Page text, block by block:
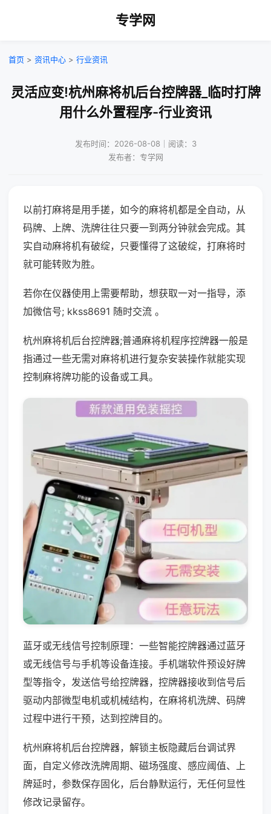
专学网
首页 > 资讯中心 > 行业资讯
灵活应变!杭州麻将机后台控牌器_临时打牌
用什么外置程序-行业资讯
发布时间：2026-08-08｜阅读：3
发布者：专学网
以前打麻将是用手搓，如今的麻将机都是全自动，从
码牌、上牌、洗牌往往只要一到两分钟就会完成。其
实自动麻将机有破绽，只要懂得了这破绽，打麻将时
就可能转败为胜。
若你在仪器使用上需要帮助，想获取一对一指导，添
加微信号; kkss8691 随时交流 。
杭州麻将机后台控牌器;普通麻将机程序控牌器一般是
指通过一些无需对麻将机进行复杂安装操作就能实现
控制麻将牌功能的设备或工具。
蓝牙或无线信号控制原理：一些智能控牌器通过蓝牙
或无线信号与手机等设备连接。手机端软件预设好牌
型等指令，发送信号给控牌器，控牌器接收到信号后
驱动内部微型电机或机械结构，在麻将机洗牌、码牌
过程中进行干预，达到控牌目的。
杭州麻将机后台控牌器，解锁主板隐藏后台调试界
面，自定义修改洗牌周期、磁场强度、感应阈值、上
牌延时，参数保存固化，后台静默运行，无任何显性
修改记录留存。